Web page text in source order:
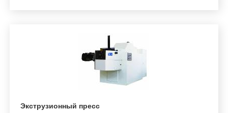
Экструзионный пресс